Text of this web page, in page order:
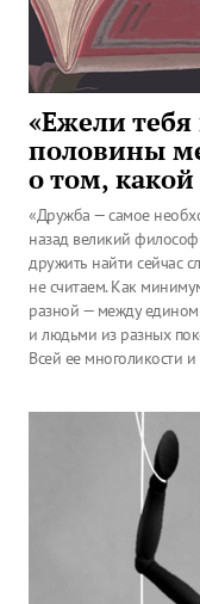
«Ежели тебя
половины
о том,
«Дружба — самое
назад великий философ
дружить найти сейчас
не считаем. Как
разной — между
и людьми из разных
Всей ее многоликости